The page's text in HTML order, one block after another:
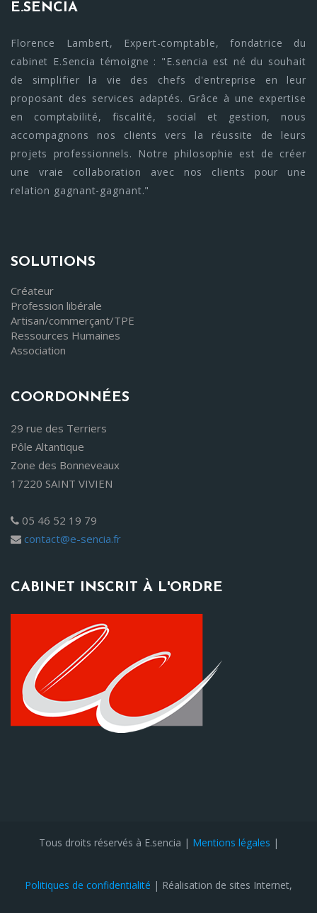
E.SENCIA
Florence Lambert, Expert-comptable, fondatrice du
cabinet E.Sencia témoigne : "E.sencia est né du souhait
de simplifier la vie des chefs d'entreprise en leur
proposant des services adaptés. Grâce à une expertise
en comptabilité, fiscalité, social et gestion, nous
accompagnons nos clients vers la réussite de leurs
projets professionnels. Notre philosophie est de créer
une vraie collaboration avec nos clients pour une
relation gagnant-gagnant."
SOLUTIONS
Créateur
Profession libérale
Artisan/commerçant/TPE
Ressources Humaines
Association
COORDONNÉES
29 rue des Terriers
Pôle Altantique
Zone des Bonneveaux
17220 SAINT VIVIEN
05 46 52 19 79
contact@e-sencia.fr
CABINET INSCRIT À L'ORDRE
Tous droits réservés à E.sencia | Mentions légales |
Politiques de confidentialité | Réalisation de sites Internet,